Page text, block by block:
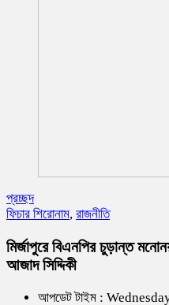
প্রচ্ছদ
ফিচার শিরোনাম, রাজনীতি
মির্জাপুরে বিএনপির চুড়ান্ত
আজাদ সিদ্দিকী
আপডেট টাইম :